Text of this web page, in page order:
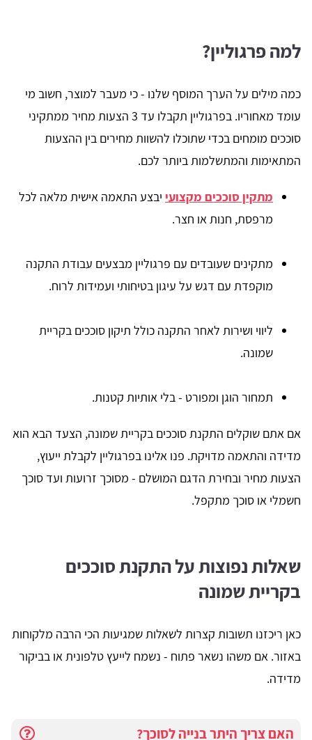
למה פרגוליין?
כמה מילים על הערך המוסף שלנו - כי מעבר למוצר, חשוב מי
עומד מאחוריו. בפרגוליין תקבלו עד 3 הצעות מחיר ממתקיני
סוככים מומחים בכדי שתוכלו להשוות מחירים בין ההצעות
המתאימות והמתשלמות ביותר לכם.
מתקין סוככים מקצועי יבצע התאמה אישית מלאה לכל
מרפסת, חנות או חצר.
מתקינים שעובדים עם פרגוליין מבצעים עבודת התקנה
מוקפדת עם דגש על עיגון בטיחותי ועמידות לרוח.
ליווי ושירות לאחר התקנה כולל תיקון סוככים בקריית
שמונה.
תמחור הוגן ומפורט - בלי אותיות קטנות.
אם אתם שוקלים התקנת סוככים בקריית שמונה, הצעד הבא הוא
מדידה והתאמה מדויקת. פנו אלינו בפרגוליין לקבלת ייעוץ,
הצעות מחיר ובחירת הדגם המושלם - מסוכך זרועות ועד סוכך
חשמלי או סוכך מתקפל.
שאלות נפוצות על התקנת סוככים
בקריית שמונה
כאן ריכזנו תשובות קצרות לשאלות שמגיעות הכי הרבה מלקוחות
באזור. אם משהו נשאר פתוח - נשמח לייעץ טלפונית או בביקור
מדידה.
האם צריך היתר בנייה לסוכך?